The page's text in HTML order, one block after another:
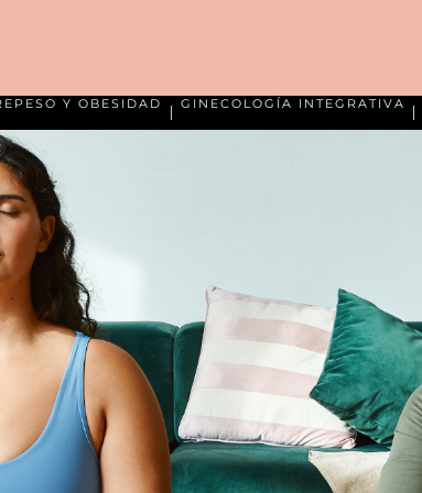
Y OBESIDAD GINECOLOGÍA INTEGRATIVA